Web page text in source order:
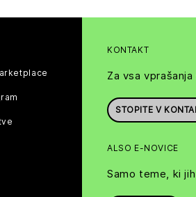
KONTAKT
Za vsa
STOPITE V
ALSO E-NOVICE
Samo teme, ki